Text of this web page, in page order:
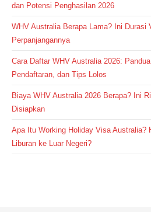
dan Potensi Penghasilan 2026
WHV Australia Berapa Lama? Ini Durasi
Perpanjangannya
Cara Daftar WHV Australia 2026:
Pendaftaran, dan Tips Lolos
Biaya WHV Australia 2026 Berapa? Ini
Disiapkan
Apa Itu Working Holiday Visa Australia?
Liburan ke Luar Negeri?